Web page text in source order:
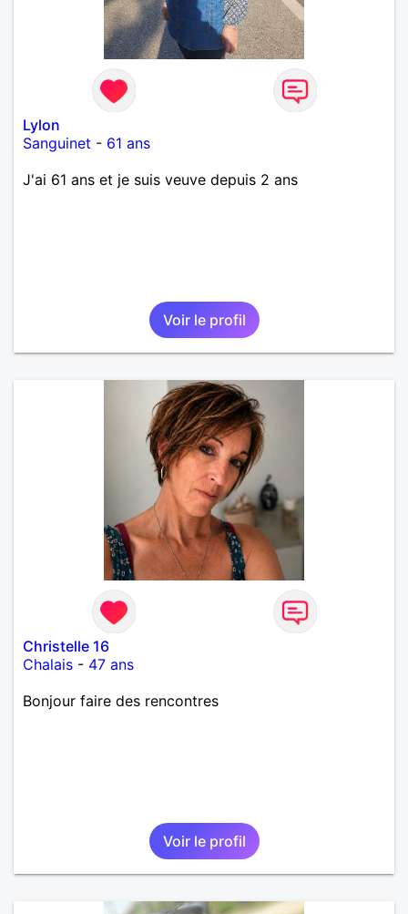
Lylon
Sanguinet - 61 ans
J'ai 61 ans et je suis veuve depuis 2 ans
Voir le profil
Christelle 16
Chalais - 47 ans
Bonjour faire des rencontres
Voir le profil